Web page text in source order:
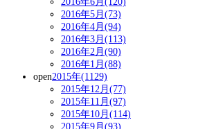
2016年5月(73)
2016年4月(94)
2016年3月(113)
2016年2月(90)
2016年1月(88)
open2015年(1129)
2015年12月(77)
2015年11月(97)
2015年10月(114)
2015年9月(93)